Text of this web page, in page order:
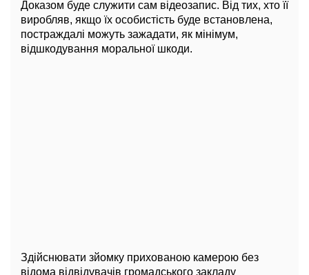
Доказом буде служити сам відеозапис. Від тих, хто її
виробляв, якщо їх особистість буде встановлена,
постраждалі можуть зажадати, як мінімум,
відшкодування моральної шкоди.
Здійснювати зйомку прихованою камерою без
відома відвідувачів громадського закладу